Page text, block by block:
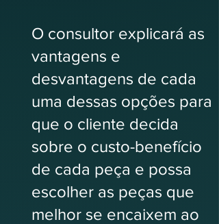
O consultor explicará as
vantagens e
desvantagens de cada
uma dessas opções para
que o cliente decida
sobre o custo-benefício
de cada peça e possa
escolher as peças que
melhor se encaixem ao